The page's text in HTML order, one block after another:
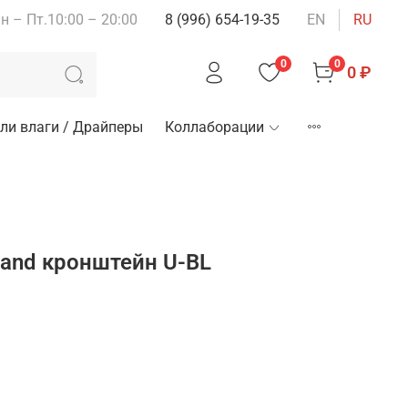
– Пт.10:00 – 20:00 8 (996) 654-19-35 EN RU
0 0 0 ₽
влаги / Драйперы Коллаборации
кронштейн U-BL